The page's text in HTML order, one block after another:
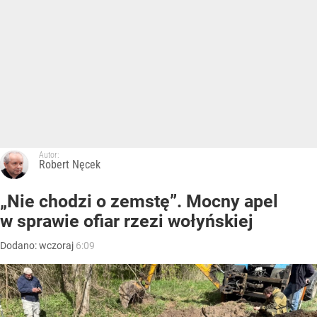
Autor:
Robert Nęcek
„Nie chodzi o zemstę”. Mocny apel
w sprawie ofiar rzezi wołyńskiej
Dodano:wczoraj 6:09